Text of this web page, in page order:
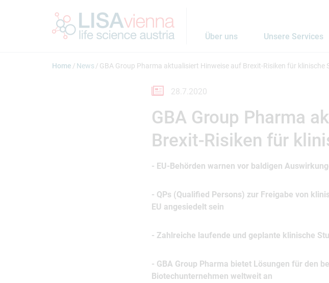
Über uns Unsere Services
Home News GBA Group Pharma aktualisiert Hinweise auf Brexit-Risiken für klinische
28.7.2020
GBA Group Pharma
Brexit-Risiken für
- EU-Behörden warnen vor baldigen
- QPs (Qualified Persons) zur Freigabe von
EU angesiedelt sein
- Zahlreiche laufende und geplante klinische
- GBA Group Pharma bietet Lösungen für den
Biotechunternehmen weltweit an